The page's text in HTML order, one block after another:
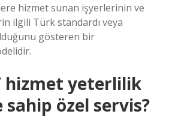
hizmet sunan işyerlerinin ve
ilgili Türk standardı veya
gösteren bir
hizmet yeterlilik
sahip özel servis?